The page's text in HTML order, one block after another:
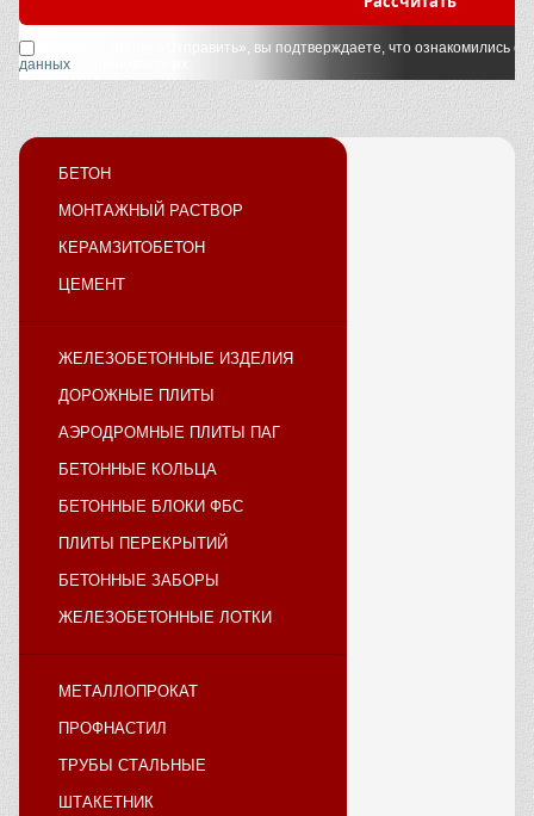
Нажимая кнопку «Отправить», вы подтверждаете, что ознакомились с
данных
БЕТОН
МОНТАЖНЫЙ РАСТВОР
КЕРАМЗИТОБЕТОН
ЦЕМЕНТ
ЖЕЛЕЗОБЕТОННЫЕ ИЗДЕЛИЯ
ДОРОЖНЫЕ ПЛИТЫ
АЭРОДРОМНЫЕ ПЛИТЫ ПАГ
БЕТОННЫЕ КОЛЬЦА
БЕТОННЫЕ БЛОКИ ФБС
ПЛИТЫ ПЕРЕКРЫТИЙ
БЕТОННЫЕ ЗАБОРЫ
ЖЕЛЕЗОБЕТОННЫЕ ЛОТКИ
МЕТАЛЛОПРОКАТ
ПРОФНАСТИЛ
ТРУБЫ СТАЛЬНЫЕ
ШТАКЕТНИК